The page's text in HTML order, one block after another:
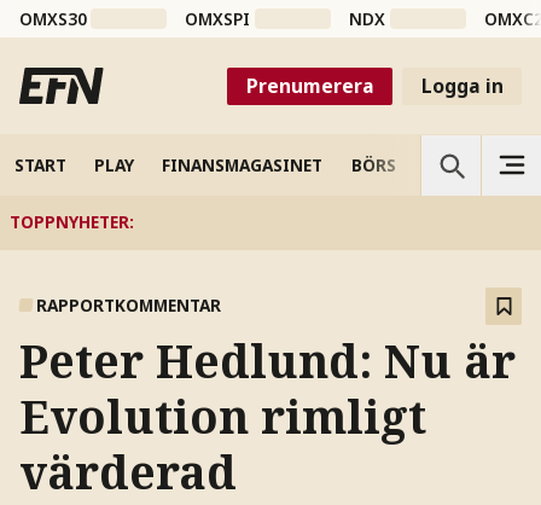
OMXS30 OMXSPI NDX
Prenumerera Logga in
START PLAY FINANSMAGASINET BÖRS VETENSKAP
TOPPNYHETER:
RAPPORTKOMMENTAR
Peter Hedlund: Nu är
Evolution rimligt
värderad